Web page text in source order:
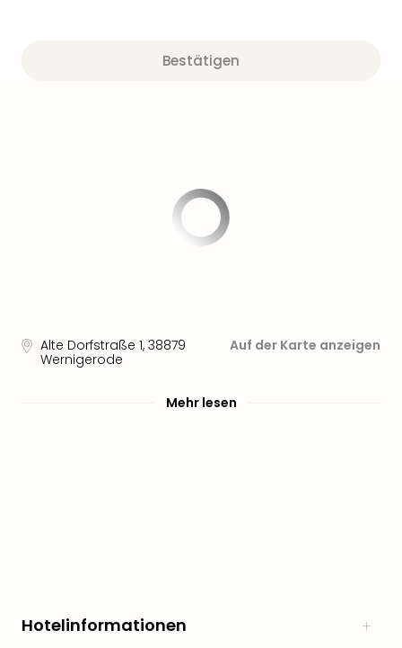
Bestätigen
Alte Dorfstraße 1, 38879
Wernigerode
Auf der Karte anzeigen
Mehr lesen
Hotelinformationen